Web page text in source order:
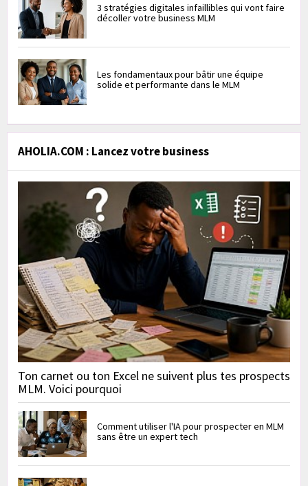
3 stratégies digitales infaillibles qui vont faire
décoller votre business MLM
Les fondamentaux pour bâtir une équipe
solide et performante dans le MLM
AHOLIA.COM : Lancez votre business
Ton carnet ou ton Excel ne suivent plus tes prospects
MLM. Voici pourquoi
Comment utiliser l'IA pour prospecter en MLM
sans être un expert tech